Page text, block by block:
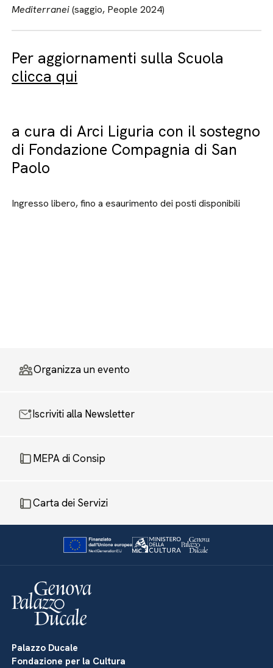
Mediterranei(saggio, People 2024)
Per aggiornamenti sulla Scuola
clicca qui
a cura di Arci Liguria con il sostegno
di Fondazione Compagnia di San
Paolo
Ingresso libero, fino a esaurimento dei posti disponibili
Organizza un evento
Iscriviti alla Newsletter
MEPA di Consip
Carta dei Servizi
Palazzo Ducale
Fondazione per la Cultura